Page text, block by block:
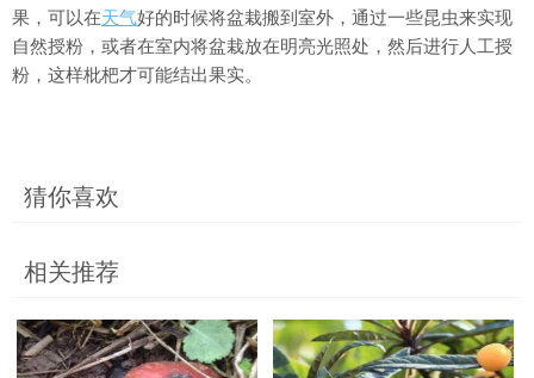
果，可以在天气好的时候将盆栽搬到室外，通过一些昆虫来实现
自然授粉，或者在室内将盆栽放在明亮光照处，然后进行人工授
粉，这样枇杷才可能结出果实。
猜你喜欢
相关推荐